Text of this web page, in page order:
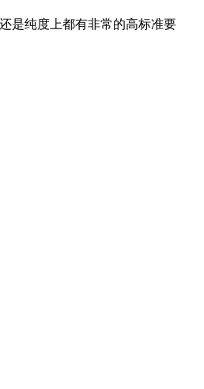
是纯度上都有非常的高标准要